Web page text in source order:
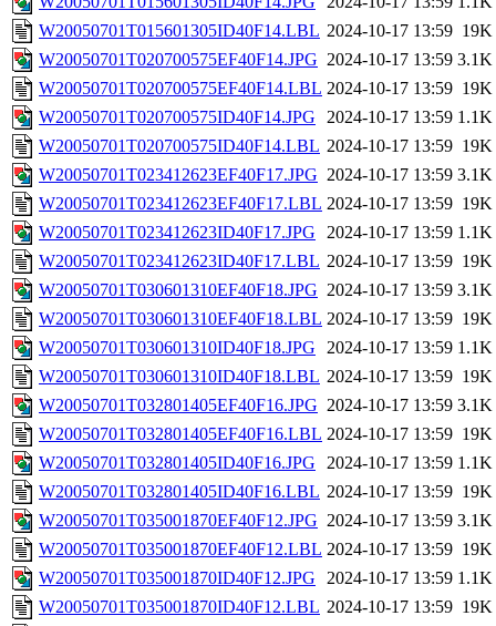
W20050701T015601305ID40F14.LBL 2024-10-17 13:59 19K
W20050701T020700575EF40F14.JPG 2024-10-17 13:59 3.1K
W20050701T020700575EF40F14.LBL 2024-10-17 13:59 19K
W20050701T020700575ID40F14.JPG
2024-10-17 13:59 1.1K
W20050701T020700575ID40F14.LBL 2024-10-17 13:59 19K
W20050701T023412623EF40F17.JPG 2024-10-17 13:59 3.1K
W20050701T023412623EF40F17.LBL 2024-10-17 13:59 19K
W20050701T023412623ID40F17.JPG
2024-10-17 13:59 1.1K
W20050701T023412623ID40F17.LBL 2024-10-17 13:59 19K
W20050701T030601310EF40F18.JPG 2024-10-17 13:59 3.1K
W20050701T030601310EF40F18.LBL 2024-10-17 13:59 19K
W20050701T030601310ID40F18.JPG
2024-10-17 13:59 1.1K
W20050701T030601310ID40F18.LBL 2024-10-17 13:59 19K
W20050701T032801405EF40F16.JPG 2024-10-17 13:59 3.1K
W20050701T032801405EF40F16.LBL 2024-10-17 13:59 19K
W20050701T032801405ID40F16.JPG
2024-10-17 13:59 1.1K
W20050701T032801405ID40F16.LBL 2024-10-17 13:59 19K
W20050701T035001870EF40F12.JPG 2024-10-17 13:59 3.1K
W20050701T035001870EF40F12.LBL 2024-10-17 13:59 19K
W20050701T035001870ID40F12.JPG
2024-10-17 13:59 1.1K
W20050701T035001870ID40F12.LBL 2024-10-17 13:59 19K